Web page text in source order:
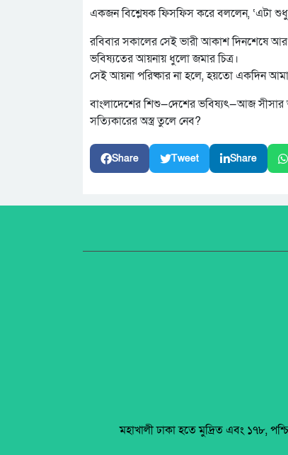
একজন বিশ্লেষক ফিসফিস করে বললেন, ‘এটা শুধু
রবিবার সকালের সেই ভারী আকাশ দিনশেষে
ভবিষ্যতের আয়নায় ধুলো জমার চিত্র।
সেই আয়না পরিষ্কার না হলে, হয়তো একদিন
বাংলাদেশের শিশু—দেশের ভবিষ্যৎ—আজ
সত্যিকারের অস্ত্র তুলে নেব?
Share Tweet Share
মহাখালী ঢাকা হতে মুদ্রিত এবং ১৭৮,